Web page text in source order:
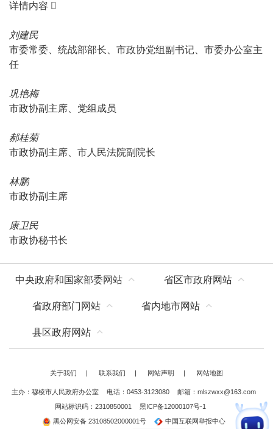
详情内容
刘建民
市委常委、统战部部长、市政协党组副书记、市委办公室主
任
巩艳梅
市政协副主席、党组成员
郝桂菊
市政协副主席、市人民法院副院长
林鹏
市政协副主席
康卫民
市政协秘书长
中央政府和国家部委网站 省区市政府网站
省政府部门网站 省内地市网站
县区政府网站
关于我们 | 联系我们 | 网站声明 | 网站地图
主办：穆棱市人民政府办公室 电话：0453-3123080
邮箱：mlszwxx@163.com
网站标识码：2310850001
黑ICP备12000107号-1
黑公网安备 23108502000001号
中国互联网举报中心